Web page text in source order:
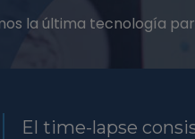
la última tecnología
El time-lapse